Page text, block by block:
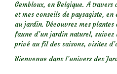
Gembloux, en Belgique. A travers
et mes conseils de paysagiste,
au jardin. Découvrez mes
faune d’un jardin naturel,
privé au fil des saisons, visitez
Bienvenue dans l’univers des